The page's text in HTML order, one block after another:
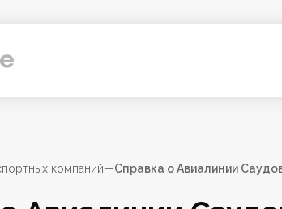
компаний—Справка о Авиалинии